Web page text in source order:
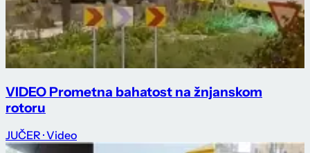
VIDEO Prometna bahatost na žnjanskom
rotoru
JUČER · Video